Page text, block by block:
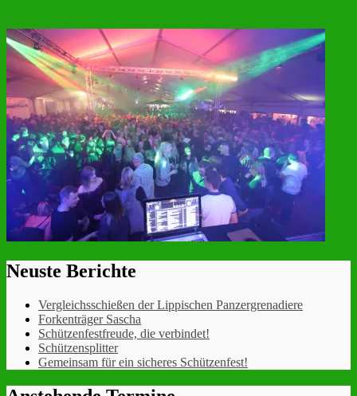
Neuste Berichte
Vergleichsschießen der Lippischen Panzergrenadiere
Forkenträger Sascha
Schützenfestfreude, die verbindet!
Schützensplitter
Gemeinsam für ein sicheres Schützenfest!